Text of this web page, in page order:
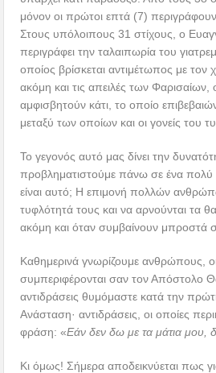
μόνον οι πρώτοι επτά (7)
Στους υπόλοιπους 31 στίχους, ο
περιγράφει την ταλαιπωρία του
οποίος βρίσκεται αντιμέτωπος με τον
ακόμη και τις απειλές των Φαρισαίων,
αμφισβητούν κάτι, το οποίο
μεταξύ των οποίων και οι γονείς του
Το γεγονός αυτό μας δίνει την
προβληματιστούμε πάνω σε ένα πολύ
είναι αυτό; Η επιμονή πολλών
τυφλότητά τους και να αρνούνται τα
ακόμη και όταν συμβαίνουν μπροστά
Καθημερινά γνωρίζουμε ανθρώπους,
συμπεριφέρονται σαν τον Απόστολο
αντιδράσεις θυμόμαστε κατά την
Ανάσταση· αντιδράσεις, οι οποίες
φράση: «Εάν δεν δω με τα μάτια μου,
Κι όμως! Σήμερα αποδεικνύεται πως